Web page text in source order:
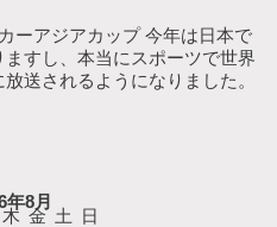
ーアジアカップ 今年は日本で
すし、本当にスポーツで世界
送されるようになりました。
年8月
木 金 土
日